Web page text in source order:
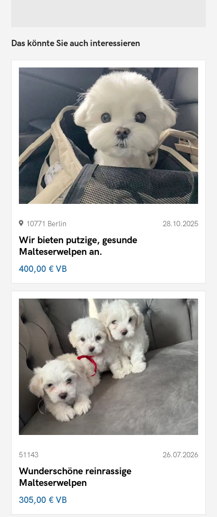
Das könnte Sie auch interessieren
10771 Berlin 28.10.2025
Wir bieten putzige, gesunde
Malteserwelpen an.
400,00 €VB
51143 26.07.2026
Wunderschöne reinrassige
Malteserwelpen
305,00 €VB